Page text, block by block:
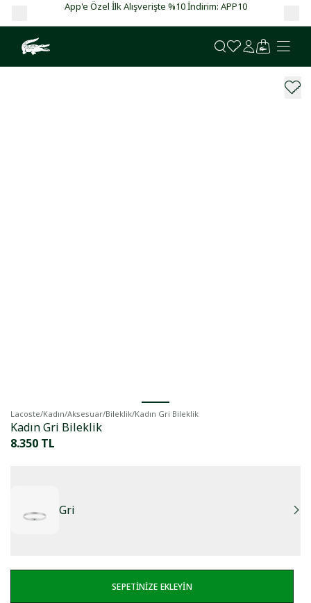
App'e Özel İlk Alışverişte %10 İndirim: APP10
Lacoste/Kadın/Aksesuar/Bileklik/Kadın Gri Bileklik
Kadın Gri Bileklik
8.350 TL
Gri
SEPETİNİZE EKLEYİN